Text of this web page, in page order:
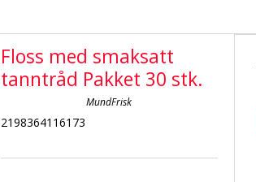
Floss med smaksatt
tanntråd Pakket 30 stk.
MundFrisk
2198364116173